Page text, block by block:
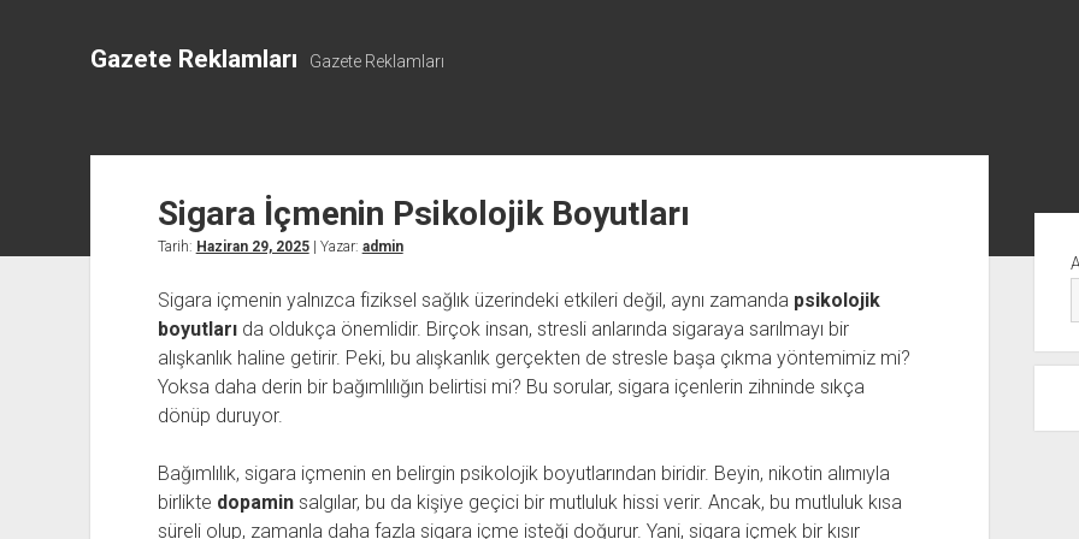
Gazete Reklamları Gazete Reklamları
Sigara İçmenin Psikolojik Boyutları
Tarih: Haziran 29, 2025| Yazar: admin
Sigara içmenin yalnızca fiziksel sağlık üzerindeki etkileri değil, aynı zamanda psikolojik
boyutlarıda oldukça önemlidir. Birçok insan, stresli anlarında sigaraya sarılmayı bir
alışkanlık haline getirir. Peki, bu alışkanlık gerçekten de stresle başa çıkma yöntemimiz mi?
Yoksa daha derin bir bağımlılığın belirtisi mi? Bu sorular, sigara içenlerin zihninde sıkça
dönüp duruyor.
Bağımlılık, sigara içmenin en belirgin psikolojik boyutlarından biridir. Beyin, nikotin alımıyla
birlikte dopaminsalgılar, bu da kişiye geçici bir mutluluk hissi verir. Ancak, bu mutluluk kısa
süreli olup, zamanla daha fazla sigara içme isteği doğurur. Yani, sigara içmek bir kısır